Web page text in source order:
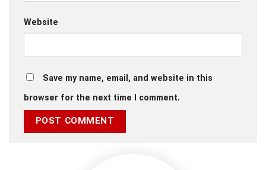
Website
Save my name, email, and website in this
browser for the next time I comment.